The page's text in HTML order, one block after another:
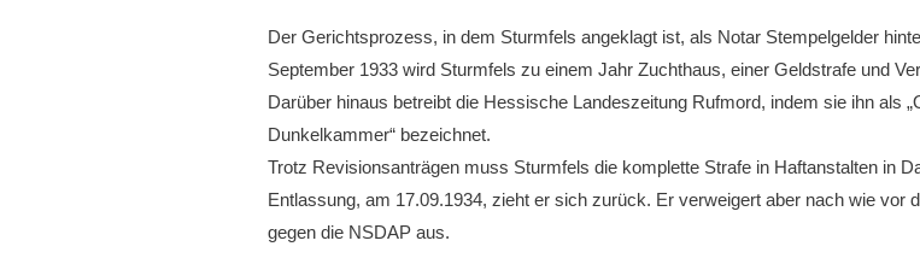
Der Gerichtsprozess, in dem Sturmfels angeklagt ist, als Notar Stempelgelder
September 1933 wird Sturmfels zu einem Jahr Zuchthaus, einer Geldstrafe und
Darüber hinaus betreibt die Hessische Landeszeitung Rufmord, indem sie ihn als
Dunkelkammer“ bezeichnet.
Trotz Revisionsanträgen muss Sturmfels die komplette Strafe in Haftanstalten in
Entlassung, am 17.09.1934, zieht er sich zurück. Er verweigert aber nach wie vor
gegen die NSDAP aus.